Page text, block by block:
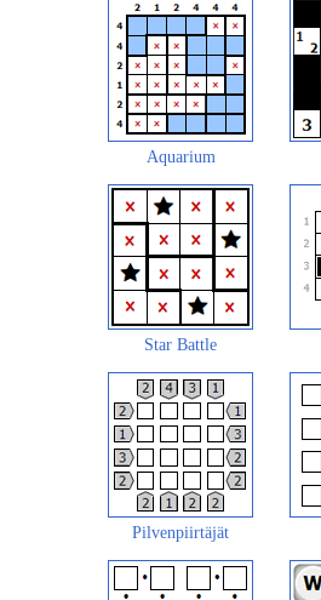
Aquarium
Star Battle
Pilvenpiirtäjät